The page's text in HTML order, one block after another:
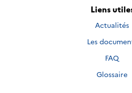
Liens
Actualités
Les
FAQ
Glossaire